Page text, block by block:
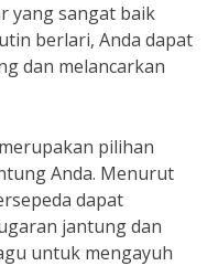
yang sangat baik
berlari, Anda dapat
dan melancarkan
pilihan
Anda. Menurut
dapat
jantung dan
untuk mengayuh